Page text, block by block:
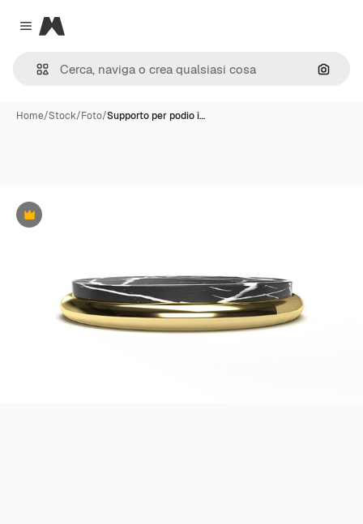
Close menu
Magnific
Cerca
Home/Stock/Foto/Supporto per podio i…
Premium